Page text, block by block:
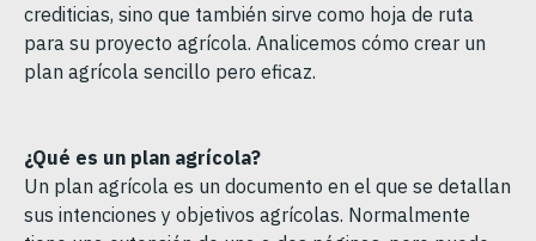
crediticias, sino que también sirve como hoja de ruta
para su proyecto agrícola. Analicemos cómo crear un
plan agrícola sencillo pero eficaz.
¿Qué es un plan agrícola?
Un plan agrícola es un documento en el que se detallan
sus intenciones y objetivos agrícolas. Normalmente